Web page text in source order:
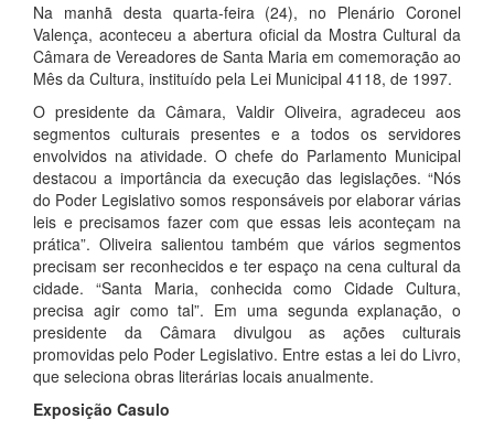
Na manhã desta quarta-feira (24), no Plenário Coronel
Valença, aconteceu a abertura oficial da Mostra Cultural da
Câmara de Vereadores de Santa Maria em comemoração ao
Mês da Cultura, instituído pela Lei Municipal 4118, de 1997.
O presidente da Câmara, Valdir Oliveira, agradeceu aos
segmentos culturais presentes e a todos os servidores
envolvidos na atividade. O chefe do Parlamento Municipal
destacou a importância da execução das legislações. “Nós
do Poder Legislativo somos responsáveis por elaborar várias
leis e precisamos fazer com que essas leis aconteçam na
prática”. Oliveira salientou também que vários segmentos
precisam ser reconhecidos e ter espaço na cena cultural da
cidade. “Santa Maria, conhecida como Cidade Cultura,
precisa agir como tal”. Em uma segunda explanação, o
presidente da Câmara divulgou as ações culturais
promovidas pelo Poder Legislativo. Entre estas a lei do Livro,
que seleciona obras literárias locais anualmente.
Exposição Casulo